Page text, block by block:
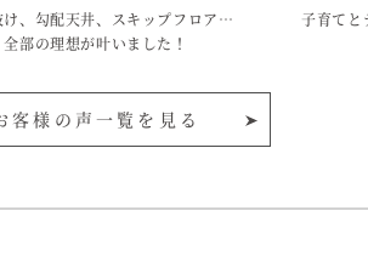
け、勾配天井、スキップフロア…
全部の理想が叶いました！
子育てと
客様の声一覧を見る